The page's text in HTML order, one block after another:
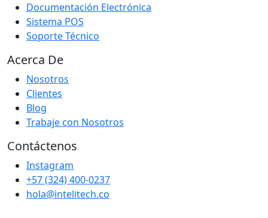
Documentación Electrónica
Sistema POS
Soporte Técnico
Acerca De
Nosotros
Clientes
Blog
Trabaje con Nosotros
Contáctenos
Instagram
+57 (324) 400-0237
hola@intelitech.co